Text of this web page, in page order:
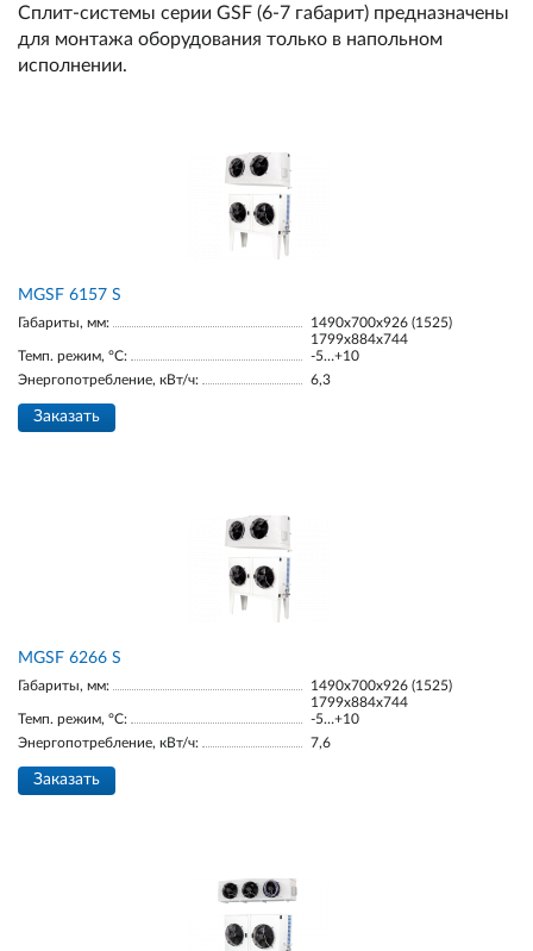
Сплит-системы серии GSF (6-7 габарит) предназначены
для монтажа оборудования только в напольном
исполнении.
МGSF 6157 S
Габариты, мм:
1490х700х926 (1525)
1799х884х744
Темп. режим, °С:
-5…+10
Энергопотребление, кВт/ч:
6,3
Заказать
МGSF 6266 S
Габариты, мм:
1490х700х926 (1525)
1799х884х744
Темп. режим, °С:
-5…+10
Энергопотребление, кВт/ч:
7,6
Заказать